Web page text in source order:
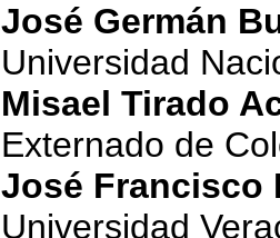
José Germán
Universidad
Misael Tirado
Externado de
José Francisco
Universidad